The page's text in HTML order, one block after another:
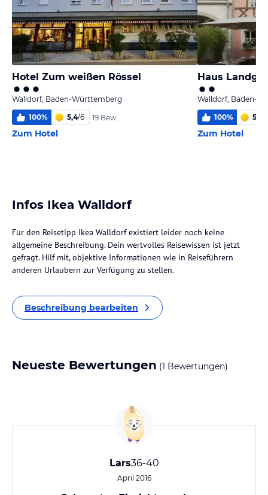
Hotel Zum weißen Rössel
Walldorf, Baden-Württemberg
100% 5,4/6 19 Bew.
Zum Hotel
Haus
Walldorf, Baden-
100% 5,7
Zum Hotel
Infos Ikea Walldorf
Für den Reisetipp Ikea Walldorf existiert leider noch keine
allgemeine Beschreibung. Dein wertvolles Reisewissen ist jetzt
gefragt. Hilf mit, objektive Informationen wie in Reiseführern
anderen Urlaubern zur Verfügung zu stellen.
Beschreibung bearbeiten
Neueste Bewertungen (1 Bewertungen)
Lars36-40
April 2016